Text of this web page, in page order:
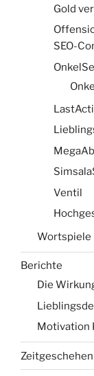
Gold
SEO-
Ventil
Wortspiele
Berichte
Die
Motivation
Zeitgeschehen